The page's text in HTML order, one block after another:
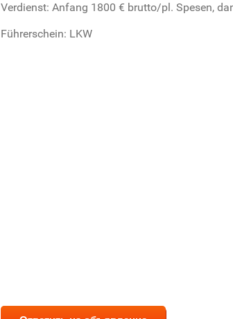
Verdienst: Anfang 1800 € brutto/pl. Spesen,
Führerschein: LKW